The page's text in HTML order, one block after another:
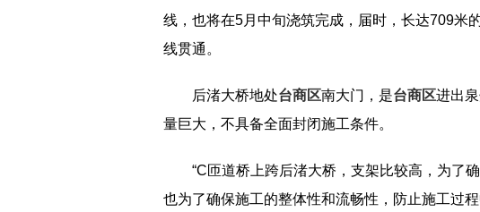
线，也将在5月中旬浇筑完成，届时，长达709米
线贯通。
后渚大桥地处台商区南大门，是台商区进出
量巨大，不具备全面封闭施工条件。
“C匝道桥上跨后渚大桥，支架比较高，为了
也为了确保施工的整体性和流畅性，防止施工过